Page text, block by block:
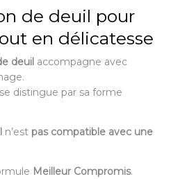
de deuil pour
en délicatesse
deuil accompagne avec
distingue par sa forme
n’est pas compatible avec une
Meilleur Compromis.